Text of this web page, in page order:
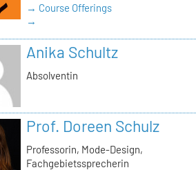
→ Course Offerings
→
Anika Schultz
Absolventin
Prof. Doreen Schulz
Professorin, Mode-Design,
Fachgebietssprecherin